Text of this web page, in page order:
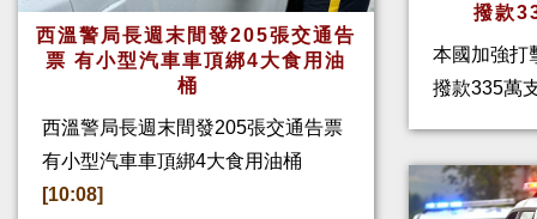
西溫警局長週末間發205張交通告
票 有小型汽車車頂綁4大食用油
桶
西溫警局長週末間發205張交通告票
有小型汽車車頂綁4大食用油桶
[10:08]
撥款
本國加強打
撥款335萬